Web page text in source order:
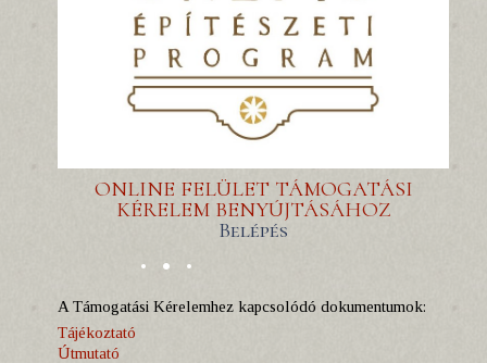
ONLINE FELÜLET TÁMOGATÁSI
KÉRELEM BENYÚJTÁSÁHOZ
Belépés
A Támogatási Kérelemhez kapcsolódó dokumentumok:
Tájékoztató
Útmutató